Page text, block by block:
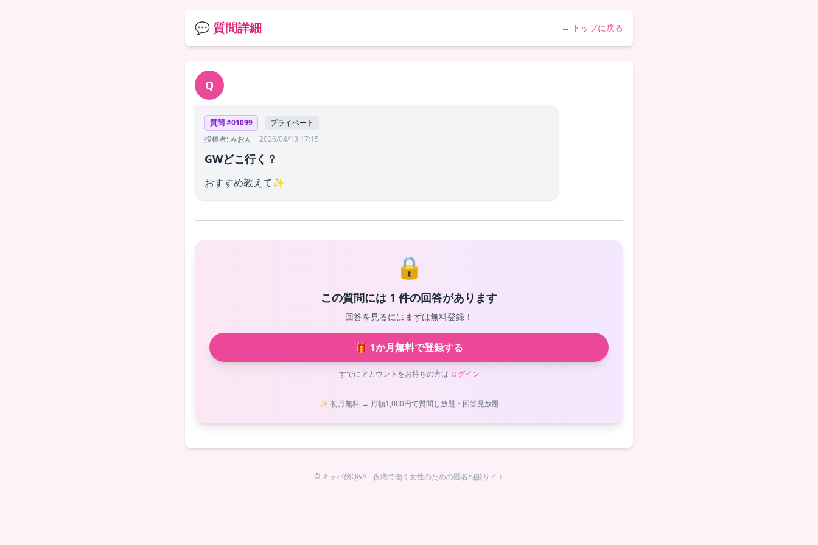
💬 質問詳細 ← トップに戻る
Q
質問 #01099
プライベート
投稿者: みおん
2026/04/13 17:15
GWどこ行く？
おすすめ教えて✨
🔒
この質問には 1 件の回答があります
回答を見るにはまずは無料登録！
🎁 1か月無料で登録する
すでにアカウントをお持ちの方は ログイン
✨ 初月無料 → 月額1,000円で質問し放題・回答見放題
© キャバ嬢Q&A - 夜職で働く女性のための匿名相談サイト